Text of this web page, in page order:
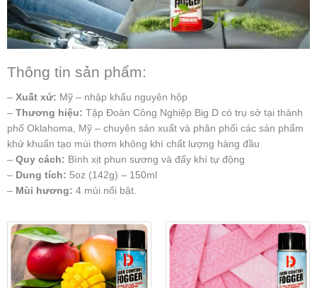
Thông tin sản phẩm:
– Xuất xứ: Mỹ – nhập khẩu nguyên hộp
– Thương hiệu: Tập Đoàn Công Nghiệp Big D có trụ sở tại thành
phố Oklahoma, Mỹ – chuyên sản xuất và phân phối các sản phẩm
khử khuẩn tạo mùi thơm không khí chất lượng hàng đầu
– Quy cách: Bình xịt phun sương và đẩy khí tự động
– Dung tích: 5oz (142g) – 150ml
– Mùi hương: 4 mùi nổi bật.